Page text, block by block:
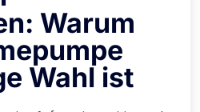
Warum
Wahl ist